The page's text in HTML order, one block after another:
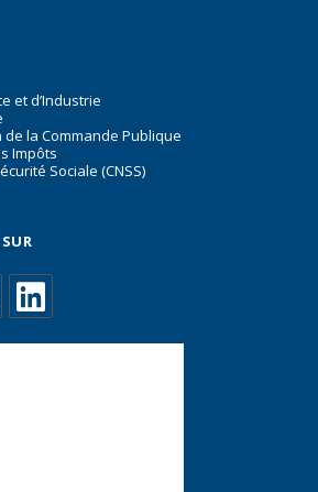
et d’Industrie
la Commande Publique
Impôts
Sociale (CNSS)